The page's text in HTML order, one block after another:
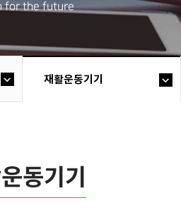
for the future
재활운동기기
동기기